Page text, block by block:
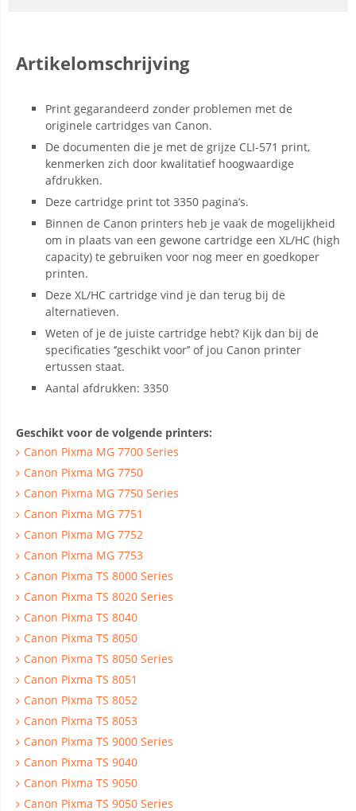
Artikelomschrijving
Print gegarandeerd zonder problemen met de
originele cartridges van Canon.
De documenten die je met de grijze CLI-571 print,
kenmerken zich door kwalitatief hoogwaardige
afdrukken.
Deze cartridge print tot 3350 pagina’s.
Binnen de Canon printers heb je vaak de mogelijkheid
om in plaats van een gewone cartridge een XL/HC (high
capacity) te gebruiken voor nog meer en goedkoper
printen.
Deze XL/HC cartridge vind je dan terug bij de
alternatieven.
Weten of je de juiste cartridge hebt? Kijk dan bij de
specificaties ‘’geschikt voor’’ of jou Canon printer
ertussen staat.
Aantal afdrukken: 3350
Geschikt voor de volgende printers:
Canon Pixma MG 7700 Series
Canon Pixma MG 7750
Canon Pixma MG 7750 Series
Canon Pixma MG 7751
Canon Pixma MG 7752
Canon Pixma MG 7753
Canon Pixma TS 8000 Series
Canon Pixma TS 8020 Series
Canon Pixma TS 8040
Canon Pixma TS 8050
Canon Pixma TS 8050 Series
Canon Pixma TS 8051
Canon Pixma TS 8052
Canon Pixma TS 8053
Canon Pixma TS 9000 Series
Canon Pixma TS 9040
Canon Pixma TS 9050
Canon Pixma TS 9050 Series